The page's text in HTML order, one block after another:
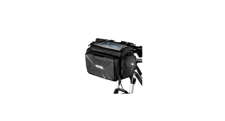
odolného polykarbonátu,ktorý je...
Skladom